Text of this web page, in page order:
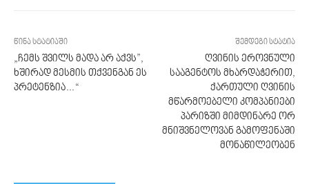
წინა სტატიაში
„ჩემს შვილს მადა არ აქვს”,
ხში­რად მეს­მის თქვენ­გან ეს
პრე­ტენ­ზია…“
შემდეგი სტატია
ღვინის ეროვნული
სააგენტოს მხარდაჭერით,
ქართული ღვინის
მწარმოებელი კომპანიები
პარიზში მიმდინარე ორ
მნიშვნელოვან გამოფენაში
მონაწილეობენ